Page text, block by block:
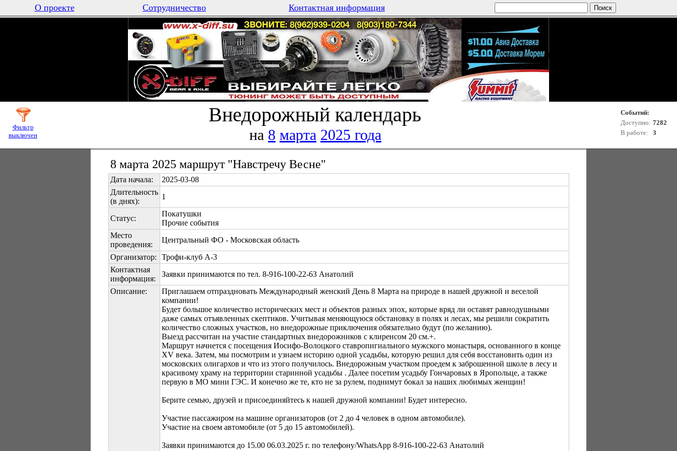
О проекте Сотрудничество Контактная информация
Фильтр
выключен
Внедорожный календарь
Событий:
Доступно: 7282
В работе:
3
на 8 марта 2025 года
8 марта 2025 маршрут "Навстречу Весне"
Дата начала:
2025-03-08
Длительность
(в днях):
1
Статус:
Покатушки
Прочие события
Место
проведения:
Центральный ФО - Московская область
Организатор:
Трофи-клуб А-3
Контактная
информация:
Заявки принимаются по тел. 8-916-100-22-63 Анатолий
Описание:
Приглашаем отпраздновать Международный женский День 8 Марта на природе в нашей дружной и веселой
компании!
Будет большое количество исторических мест и объектов разных эпох, которые вряд ли оставят равнодушными
даже самых отъявленных скептиков. Учитывая меняющуюся обстановку в полях и лесах, мы решили сократить
количество сложных участков, но внедорожные приключения обязательно будут (по желанию).
Выезд рассчитан на участие стандартных внедорожников с клиренсом 20 см.+.
Маршрут начнется с посещения Иосифо-Волоцкого ставропигиального мужского монастыря, основанного в конце
ХV века. Затем, мы посмотрим и узнаем историю одной усадьбы, которую решил для себя восстановить один из
московских олигархов и что из этого получилось. Внедорожным участком проедем к заброшенной школе в лесу и
красивому храму на территории старинной усадьбы . Далее посетим усадьбу Гончаровых в Яропольце, а также
первую в МО мини ГЭС. И конечно же те, кто не за рулем, поднимут бокал за наших любимых женщин!
Берите семью, друзей и присоединяйтесь к нашей дружной компании! Будет интересно.
Участие пассажиром на машине организаторов (от 2 до 4 человек в одном автомобиле).
Участие на своем автомобиле (от 5 до 15 автомобилей).
Заявки принимаются до 15.00 06.03.2025 г. по телефону/WhatsApp 8-916-100-22-63 Анатолий